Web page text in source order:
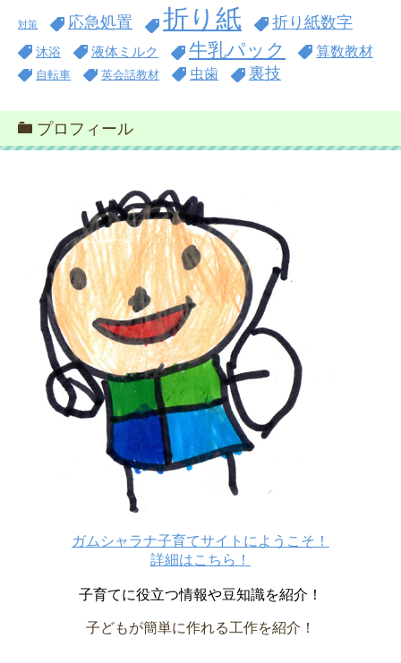
対策 応急処置 折り紙 折り紙数字
沐浴 液体ミルク 牛乳パック 算数教材
自転車 英会話教材 虫歯 裏技
プロフィール
ガムシャラナ子育てサイトにようこそ！
詳細はこちら！
子育てに役立つ情報や豆知識を紹介！
子どもが簡単に作れる工作を紹介！